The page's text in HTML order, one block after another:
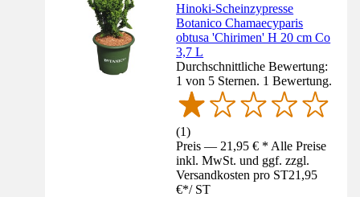
Hinoki-Scheinzypresse
Botanico Chamaecyparis
obtusa 'Chirimen' H 20 cm Co
3,7 L
Durchschnittliche Bewertung:
1 von 5 Sternen. 1 Bewertung.
(1)
Preis — 21,95 € * Alle Preise
inkl. MwSt. und ggf. zzgl.
Versandkosten pro ST21,95
€*/ ST